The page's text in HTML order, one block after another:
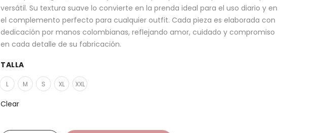
versátil. Su textura suave lo convierte en la prenda ideal para el uso diario y en
el complemento perfecto para cualquier outfit. Cada pieza es elaborada con
dedicación por manos colombianas, reflejando amor, cuidado y compromiso
en cada detalle de su fabricación.
TALLA
L M S XL XXL
Clear